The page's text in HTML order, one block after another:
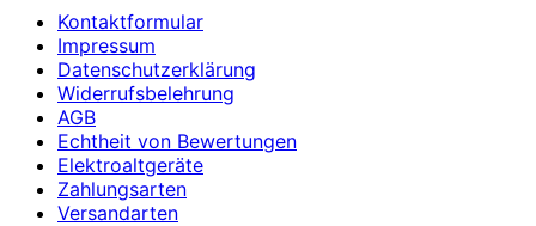
Kontaktformular
Impressum
Datenschutzerklärung
Widerrufsbelehrung
AGB
Echtheit von Bewertungen
Elektroaltgeräte
Zahlungsarten
Versandarten